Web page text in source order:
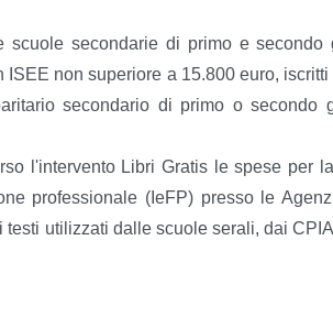
scuole secondarie di primo e secondo
non superiore a 15.800 euro,
secondario di primo o secondo
l'intervento Libri Gratis le spese per
professionale (IeFP) presso le
utilizzati dalle scuole serali, dai